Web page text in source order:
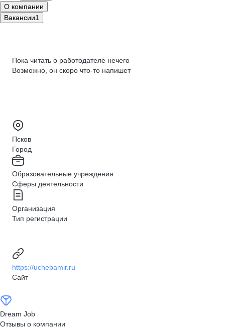
О компании
Вакансии1
Пока читать о работодателе нечего
Возможно, он скоро что‑то напишет
Псков
Город
Образовательные учреждения
Сферы деятельности
Организация
Тип регистрации
https://uchebamir.ru
Сайт
Dream Job
Отзывы о компании